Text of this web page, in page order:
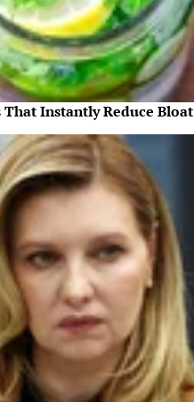
That Instantly Reduce Bloat